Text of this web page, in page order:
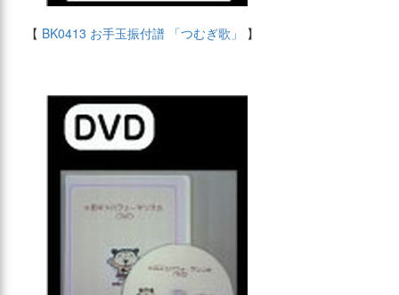
【 BK0413 お手玉振付譜 「つむぎ歌」 】